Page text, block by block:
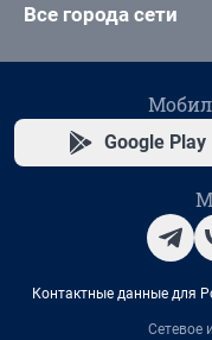
Все города сети
Google Play
Контактные данные для
Сетевое